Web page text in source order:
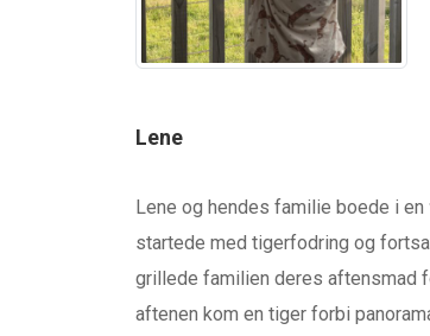
Lene
Lene og hendes familie boede i en
startede med tigerfodring og
grillede familien deres aftensmad
aftenen kom en tiger forbi